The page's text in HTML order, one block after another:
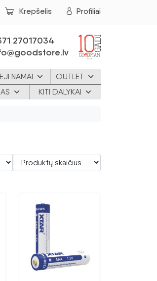
Krepšelis Profiliai
27017034
NAMAI
OUTLET
KITI DALYKAI